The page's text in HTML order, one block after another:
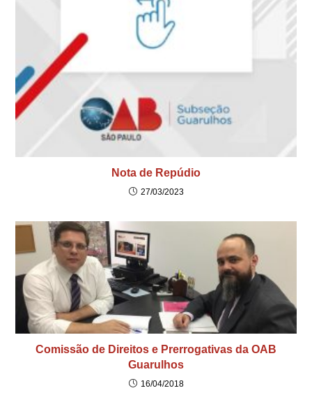
Nota de Repúdio
27/03/2023
Comissão de Direitos e Prerrogativas da OAB
Guarulhos
16/04/2018